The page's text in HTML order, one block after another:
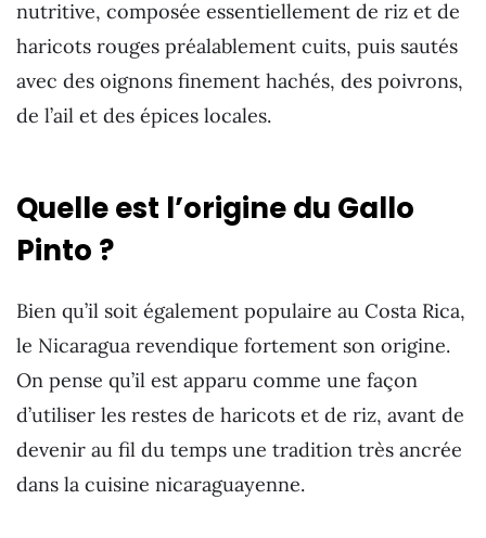
nutritive, composée essentiellement de riz et de
haricots rouges préalablement cuits, puis sautés
avec des oignons finement hachés, des poivrons,
de l’ail et des épices locales.
Quelle est l’origine du Gallo
Pinto ?
Bien qu’il soit également populaire au Costa Rica,
le Nicaragua revendique fortement son origine.
On pense qu’il est apparu comme une façon
d’utiliser les restes de haricots et de riz, avant de
devenir au fil du temps une tradition très ancrée
dans la cuisine nicaraguayenne.